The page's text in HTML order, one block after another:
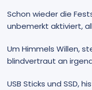
Schon wieder die
unbemerkt aktiviert,
Um Himmels Willen,
blindvertraut an
USB Sticks und SSD,